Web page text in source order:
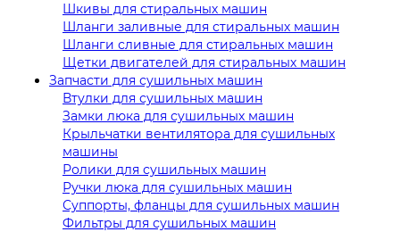
Шкивы для стиральных машин
Шланги заливные для стиральных машин
Шланги сливные для стиральных машин
Щетки двигателей для стиральных машин
Запчасти для сушильных машин
Втулки для сушильных машин
Замки люка для сушильных машин
Крыльчатки вентилятора для сушильных
машины
Ролики для сушильных машин
Ручки люка для сушильных машин
Суппорты, фланцы для сушильных машин
Фильтры для сушильных машин